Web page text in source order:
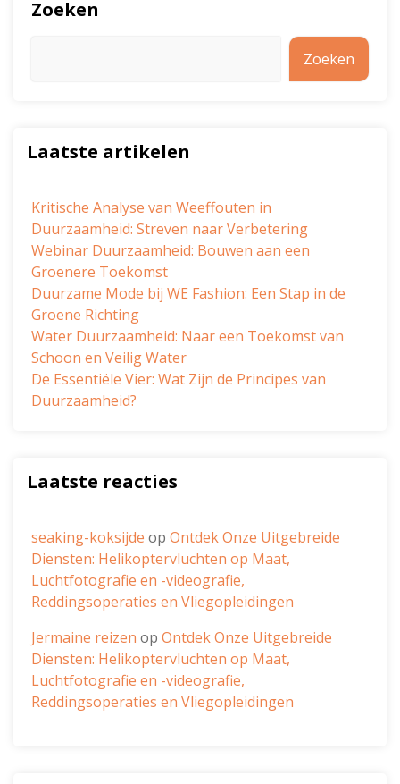
Zoeken
Zoeken
Laatste artikelen
Kritische Analyse van Weeffouten in
Duurzaamheid: Streven naar Verbetering
Webinar Duurzaamheid: Bouwen aan een
Groenere Toekomst
Duurzame Mode bij WE Fashion: Een Stap in de
Groene Richting
Water Duurzaamheid: Naar een Toekomst van
Schoon en Veilig Water
De Essentiële Vier: Wat Zijn de Principes van
Duurzaamheid?
Laatste reacties
seaking-koksijde op Ontdek Onze Uitgebreide
Diensten: Helikoptervluchten op Maat,
Luchtfotografie en -videografie,
Reddingsoperaties en Vliegopleidingen
Jermaine reizen op Ontdek Onze Uitgebreide
Diensten: Helikoptervluchten op Maat,
Luchtfotografie en -videografie,
Reddingsoperaties en Vliegopleidingen